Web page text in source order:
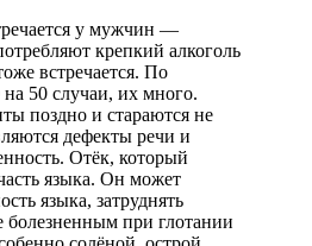
у мужчин —
крепкий алкоголь
встречается. По
50 случаи, их много.
поздно и стараются не
дефекты речи и
Отёк, который
языка. Он может
языка, затруднять
болезненным при глотании